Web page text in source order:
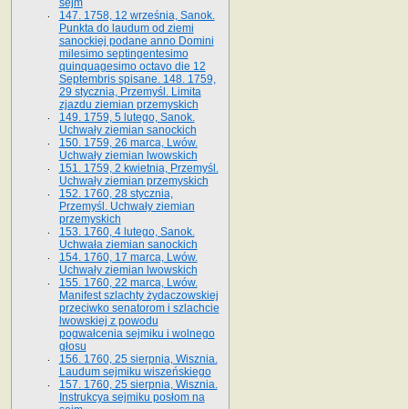
sejm
147. 1758, 12 września, Sanok.
Punkta do laudum od ziemi
sanockiej podane anno Domini
milesimo septingentesimo
quinquagesimo octavo die 12
Septembris spisane. 148. 1759,
29 stycznia, Przemyśl. Limita
zjazdu ziemian przemyskich
149. 1759, 5 lutego, Sanok.
Uchwały ziemian sanockich
150. 1759, 26 marca, Lwów.
Uchwały ziemian lwowskich
151. 1759, 2 kwietnia, Przemyśl.
Uchwały ziemian przemyskich
152. 1760, 28 stycznia,
Przemyśl. Uchwały ziemian
przemyskich
153. 1760, 4 lutego, Sanok.
Uchwała ziemian sanockich
154. 1760, 17 marca, Lwów.
Uchwały ziemian lwowskich
155. 1760, 22 marca, Lwów.
Manifest szlachty żydaczowskiej
przeciwko senatorom i szlachcie
lwowskiej z po­wodu
pogwałcenia sejmiku i wolnego
głosu
156. 1760, 25 sierpnia, Wisznia.
Laudum sejmiku wiszeńskiego
157. 1760, 25 sierpnia, Wisznia.
Instrukcya sejmiku posłom na